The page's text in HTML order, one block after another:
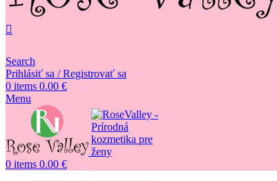
Search
Prihlásiť sa / Registrovať sa
0 items 0.00 €
Menu
0 items 0.00 €